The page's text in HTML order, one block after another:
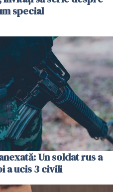
special
Un soldat rus a
a ucis 3 civili